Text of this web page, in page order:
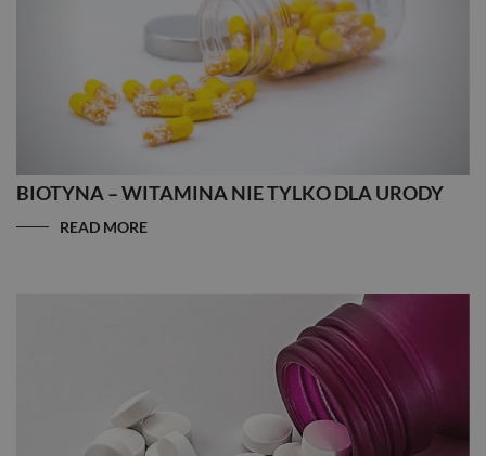
BIOTYNA – WITAMINA NIE TYLKO DLA URODY
READ MORE